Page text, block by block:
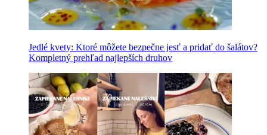
Jedlé kvety: Ktoré môžete bezpečne jesť a pridať do šalátov?
Kompletný prehľad najlepších druhov